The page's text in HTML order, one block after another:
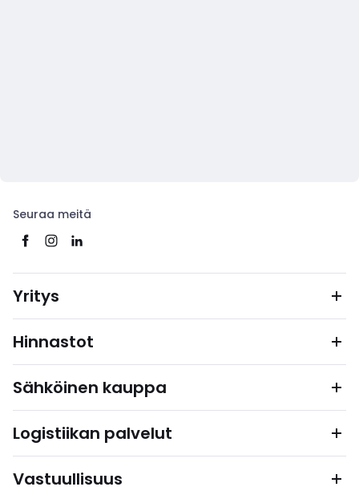
Seuraa meitä
Yritys
Hinnastot
Sähköinen kauppa
Logistiikan palvelut
Vastuullisuus